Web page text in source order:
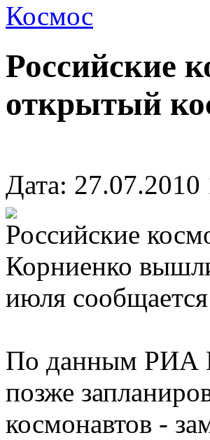
Космос
Российские
открытый
Дата: 27.07.2010
Российские
Корниенко
июля
По данным РИА
позже
космонавтов -